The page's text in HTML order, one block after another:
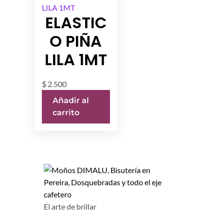
ELASTIC
O PIÑA
LILA 1MT
$2.500
Añadir al
carrito
El arte de brillar